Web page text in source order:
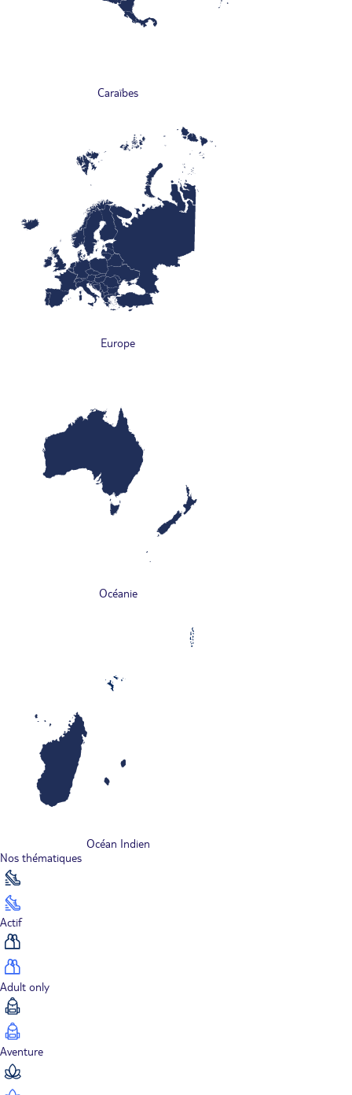
Caraïbes
Europe
Océanie
Océan Indien
Nos thématiques
Actif
Adult only
Aventure